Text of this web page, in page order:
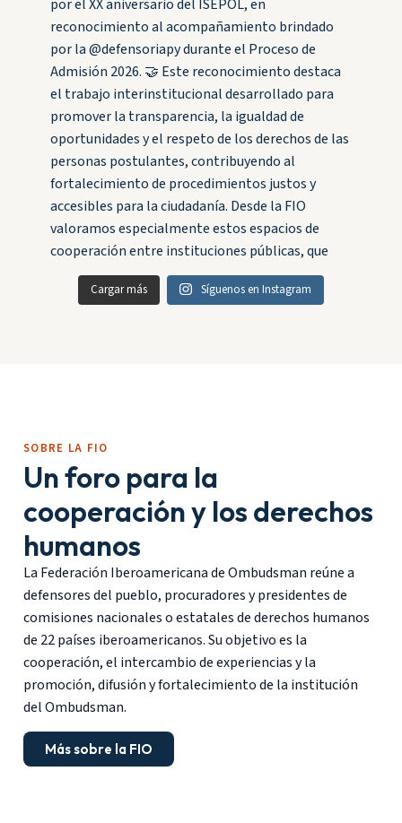
Cargar más Síguenos en Instagram
SOBRE LA FIO
Un foro para la
cooperación y los derechos
humanos
La Federación Iberoamericana de Ombudsman reúne a
defensores del pueblo, procuradores y presidentes de
comisiones nacionales o estatales de derechos humanos
de 22 países iberoamericanos. Su objetivo es la
cooperación, el intercambio de experiencias y la
promoción, difusión y fortalecimiento de la institución
del Ombudsman.
Más sobre la FIO